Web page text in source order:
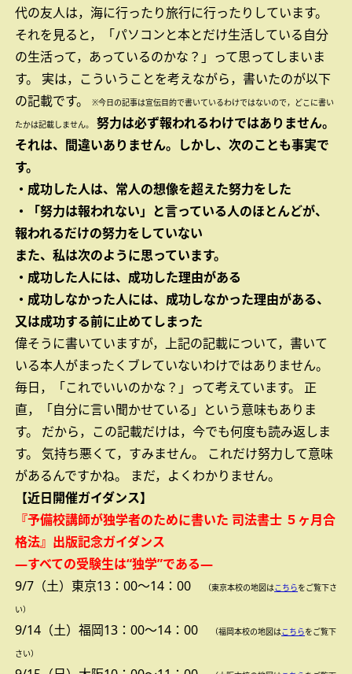
代の友人は，海に行ったり旅行に行ったりしています。
それを見ると，「パソコンと本とだけ生活している自分
の生活って，あっているのかな？」って思ってしまいま
す。
実は，こういうことを考えながら，書いたのが以下
の記載です。
※今日の記事は宣伝目的で書いているわけではないので，どこに書い
たかは記載しません。
努力は必ず報われるわけではありません。
それは、間違いありません。しかし、次のことも事実で
す。
・成功した人は、常人の想像を超えた努力をした
・「努力は報われない」と言っている人のほとんどが、
報われるだけの努力をしていない
また、私は次のように思っています。
・成功した人には、成功した理由がある
・成功しなかった人には、成功しなかった理由がある、
又は成功する前に止めてしまった
偉そうに書いていますが，上記の記載について，書いて
いる本人がまったくブレていないわけではありません。
毎日，「これでいいのかな？」って考えています。
正
直，「自分に言い聞かせている」という意味もありま
す。
だから，この記載だけは，今でも何度も読み返しま
す。
気持ち悪くて，すみません。
これだけ努力して意味
があるんですかね。
まだ，よくわかりません。
【近日開催ガイダンス】
『予備校講師が独学者のために書いた 司法書士 ５ヶ月合
格法』出版記念ガイダンス
―すべての受験生は“独学”である―
9/7（土）東京13：00～14：00
（東京本校の地図はこちらをご覧下さ
い）
9/14（土）福岡13：00～14：00 （福岡本校の地図はこちらをご覧下
さい）